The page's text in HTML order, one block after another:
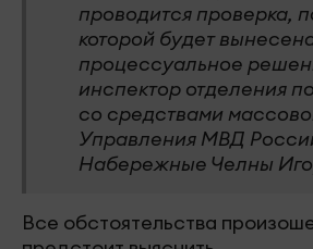
проводится проверка,
которой будет
процессуальное
инспектор отделения
со средствами
Управления МВД
Набережные Челны
Все обстоятельства